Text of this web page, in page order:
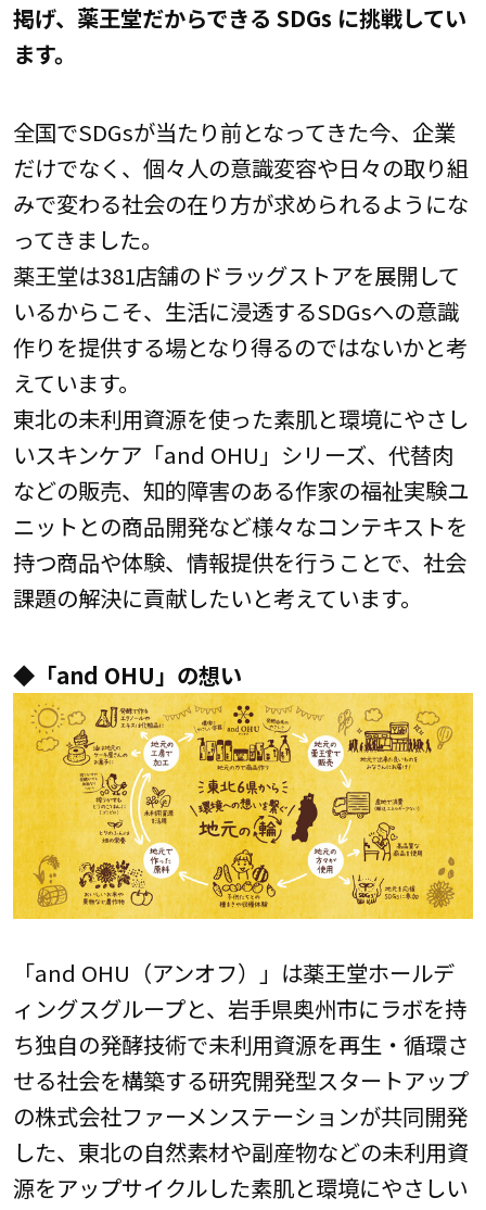
掲げ、薬王堂だからできる SDGs に挑戦してい
ます。
全国でSDGsが当たり前となってきた今、企業
だけでなく、個々人の意識変容や日々の取り組
みで変わる社会の在り方が求められるようにな
ってきました。
薬王堂は381店舗のドラッグストアを展開して
いるからこそ、生活に浸透するSDGsへの意識
作りを提供する場となり得るのではないかと考
えています。
東北の未利用資源を使った素肌と環境にやさし
いスキンケア「and OHU」シリーズ、代替肉
などの販売、知的障害のある作家の福祉実験ユ
ニットとの商品開発など様々なコンテキストを
持つ商品や体験、情報提供を行うことで、社会
課題の解決に貢献したいと考えています。
◆「and OHU」の想い
「and OHU（アンオフ）」は薬王堂ホールデ
ィングスグループと、岩手県奥州市にラボを持
ち独自の発酵技術で未利用資源を再生・循環さ
せる社会を構築する研究開発型スタートアップ
の株式会社ファーメンステーションが共同開発
した、東北の自然素材や副産物などの未利用資
源をアップサイクルした素肌と環境にやさしい